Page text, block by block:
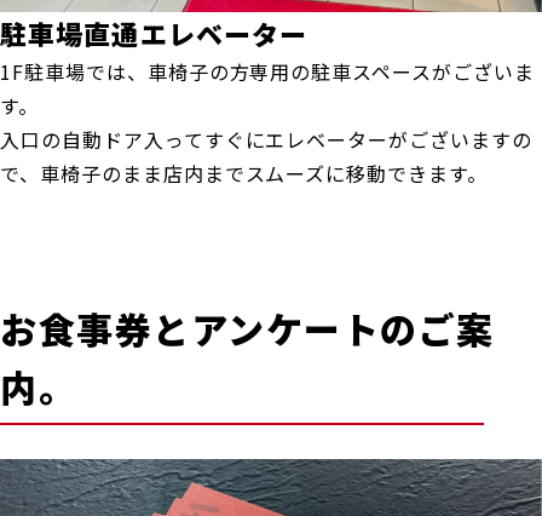
駐車場直通エレベーター
1F駐車場では、車椅子の方専用の駐車スペースがございま
す。
入口の自動ドア入ってすぐにエレベーターがございますの
で、車椅子のまま店内までスムーズに移動できます。
お食事券とアンケートのご案
内。